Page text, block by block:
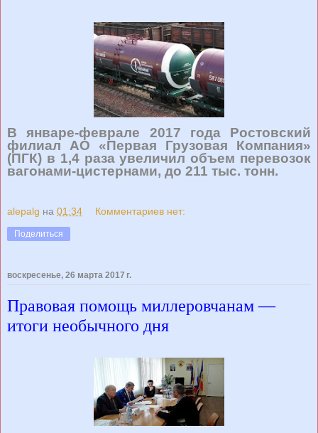
В январе-феврале 2017 года Ростовский
филиал АО «Первая Грузовая Компания»
(ПГК) в 1,4 раза увеличил объем перевозок
вагонами-цистернами, до 211 тыс. тонн.
alepalg на 01:34 Комментариев нет:
Поделиться
воскресенье, 26 марта 2017 г.
Правовая помощь миллеровчанам —
итоги необычного дня